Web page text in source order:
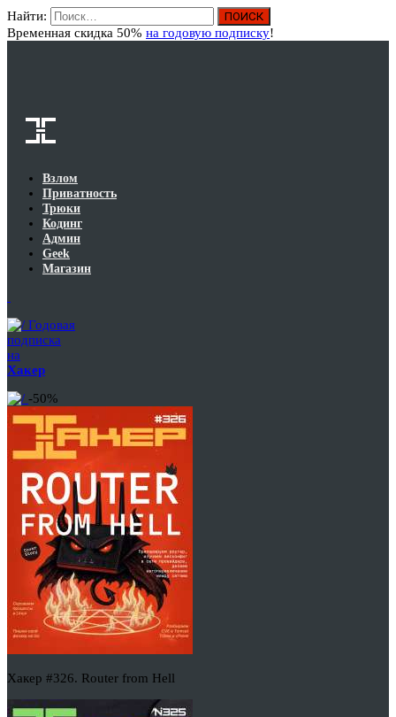
Найти:
Временная скидка 50% на годовую подписку!
Взлом
Приватность
Трюки
Кодинг
Админ
Geek
Магазин
Годовая
подписка
на
Хакер
-50%
Хакер #326. Router from Hell